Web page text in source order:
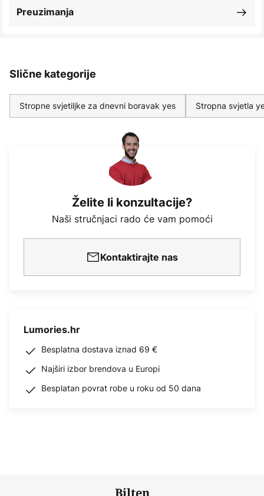
Preuzimanja
Slične kategorije
Stropne svjetiljke za dnevni boravak yes Stropna svjetla
Želite li konzultacije?
Naši stručnjaci rado će vam pomoći
Kontaktirajte nas
Lumories.hr
Besplatna dostava iznad 69 €
Najširi izbor brendova u Europi
Besplatan povrat robe u roku od 50 dana